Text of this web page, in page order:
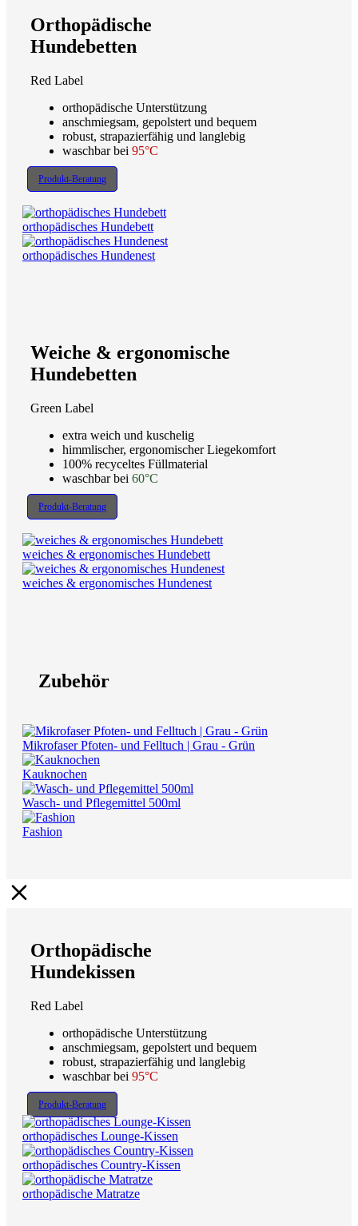
Orthopädische
Hundebetten
Red Label
orthopädische Unterstützung
anschmiegsam, gepolstert und bequem
robust, strapazierfähig und langlebig
waschbar bei 95°C
Produkt-Beratung
orthopädisches Hundebett
orthopädisches Hundenest
Weiche & ergonomische
Hundebetten
Green Label
extra weich und kuschelig
himmlischer, ergonomischer Liegekomfort
100% recyceltes Füllmaterial
waschbar bei 60°C
Produkt-Beratung
weiches & ergonomisches Hundebett
weiches & ergonomisches Hundenest
Zubehör
Mikrofaser Pfoten- und Felltuch | Grau - Grün
Kauknochen
Wasch- und Pflegemittel 500ml
Fashion
Orthopädische
Hundekissen
Red Label
orthopädische Unterstützung
anschmiegsam, gepolstert und bequem
robust, strapazierfähig und langlebig
waschbar bei 95°C
Produkt-Beratung
orthopädisches Lounge-Kissen
orthopädisches Country-Kissen
orthopädische Matratze